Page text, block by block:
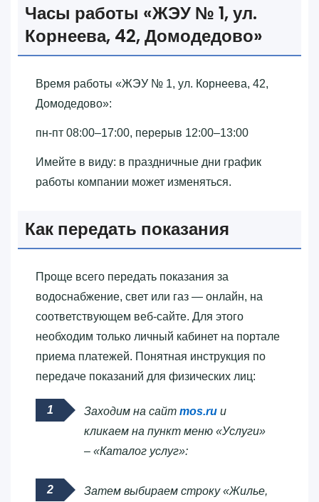
Часы работы «‎ЖЭУ № 1, ул.
Корнеева, 42, Домодедово»‎
Время работы «‎ЖЭУ № 1, ул. Корнеева, 42,
Домодедово»‎:
пн-пт 08:00–17:00, перерыв 12:00–13:00
Имейте в виду: в праздничные дни график
работы компании может изменяться.
Как передать показания
Проще всего передать показания за
водоснабжение, свет или газ — онлайн, на
соответствующем веб-сайте. Для этого
необходим только личный кабинет на портале
приема платежей. Понятная инструкция по
передаче показаний для физических лиц:
Заходим на сайт mos.ru и
кликаем на пункт меню «Услуги»
– «Каталог услуг»:
Затем выбираем строку «Жилье,